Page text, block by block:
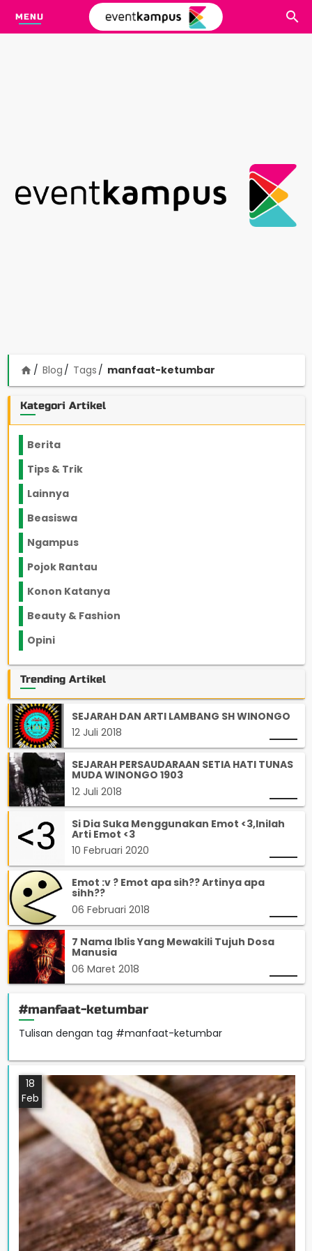
MENU
home Blog Tags manfaat-ketumbar
Kategori Artikel
Berita
Tips & Trik
Lainnya
Beasiswa
Ngampus
Pojok Rantau
Konon Katanya
Beauty & Fashion
Opini
Trending Artikel
SEJARAH DAN ARTI LAMBANG SH WINONGO
12 Juli 2018
SEJARAH PERSAUDARAAN SETIA HATI TUNAS
MUDA WINONGO 1903
12 Juli 2018
Si Dia Suka Menggunakan Emot <3,Inilah
Arti Emot <3
10 Februari 2020
Emot :v ? Emot apa sih?? Artinya apa
sihh??
06 Februari 2018
7 Nama Iblis Yang Mewakili Tujuh Dosa
Manusia
06 Maret 2018
#manfaat-ketumbar
Tulisan dengan tag #manfaat-ketumbar
18
Feb